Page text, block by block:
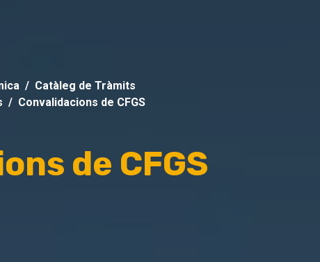
Catàleg de Tràmits
Convalidacions de CFGS
de CFGS